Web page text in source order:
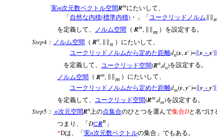
実m次元数ベクトル空間Rmにたいして、
「 自然な内積(標準内積) ・」「 ユークリッドノルム
を定義して、 ノルム空間 （ Rm, m ）を設定する。
Step4 ： ノルム空間 （ Rn, n ）にたいして、
ユークリッドノルムから定めた距離dn(x,x' )= ∥x －x'
を定義して、 ユークリッド空間(Rn,dn)を設定する。
ノルム空間 （ Rm, m ）にたいして、
ユークリッドノルムから定めた距離dm(y,y' )=∥y － y'∥
を定義して、 ユークリッド空間(Rm,dm)を設定する。
Step5 ： n次元空間Rn上の点集合のひとつを選んで集合Dと名づけ
つまり、「 D⊂Rn 」
*Dは、「 実n次元数ベクトルの集合」でもある。